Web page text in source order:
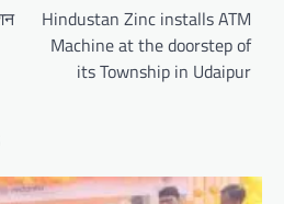
Hindustan Zinc installs ATM
Machine at the doorstep of
its Township in Udaipur